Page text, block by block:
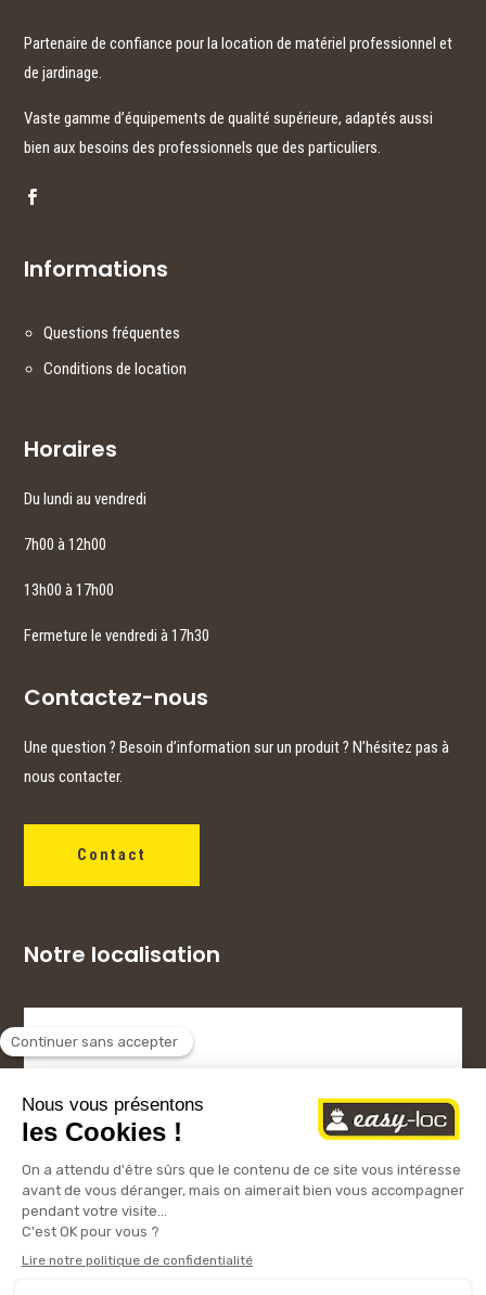
Partenaire de confiance pour la location de matériel professionnel et
de jardinage.
Vaste gamme d’équipements de qualité supérieure, adaptés aussi
bien aux besoins des professionnels que des particuliers.
Informations
Questions fréquentes
Conditions de location
Horaires
Du lundi au vendredi
7h00 à 12h00
13h00 à 17h00
Fermeture le vendredi à 17h30
Contactez-nous
Une question ? Besoin d’information sur un produit ? N’hésitez pas à
nous contacter.
Contact
Notre localisation